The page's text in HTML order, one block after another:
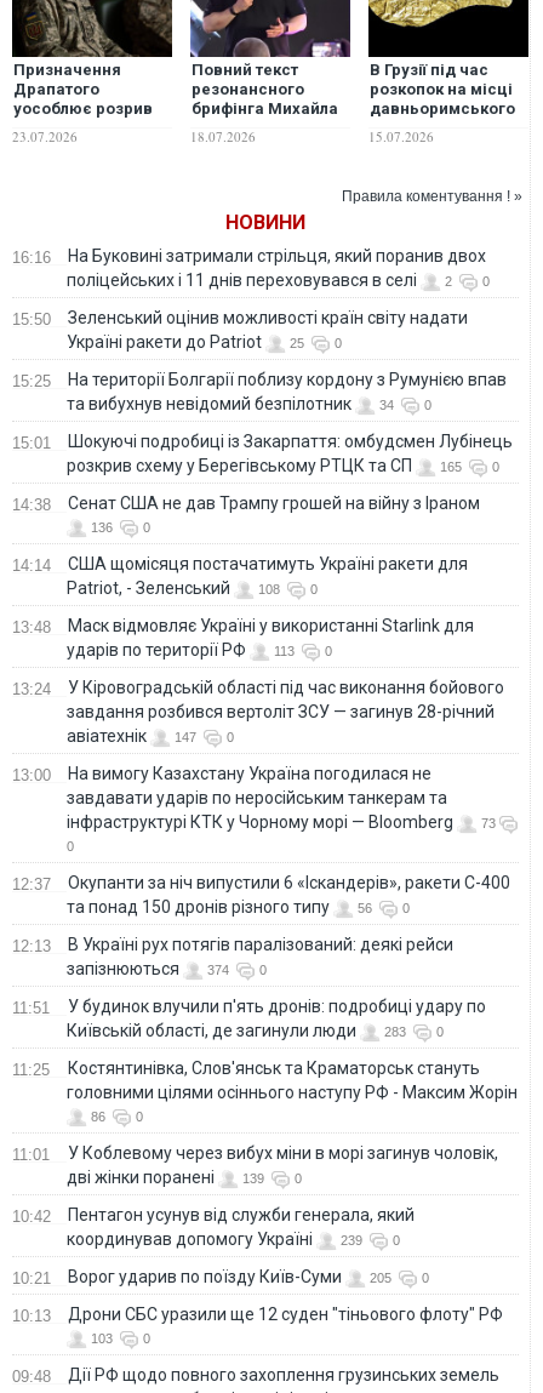
Призначення
Драпатого
уособлює розрив
ЗСУ з радянською
військовою
23.07.2026
Повний текст
резонансного
брифінга Михайла
Федорова
18.07.2026
В Грузії під час
розкопок на місці
давньоримського
форту знайшли
релігійну золоту
15.07.2026
Правила коментування ! »
НОВИНИ
16:16
На Буковині затримали стрільця, який поранив двох
поліцейських і 11 днів переховувався в селі
2 0
15:50
Зеленський оцінив можливості країн світу надати
Україні ракети до Patriot
25 0
15:25
На території Болгарії поблизу кордону з Румунією впав
та вибухнув невідомий безпілотник
34 0
15:01
Шокуючі подробиці із Закарпаття: омбудсмен Лубінець
розкрив схему у Берегівському РТЦК та СП
165 0
14:38 Сенат США не дав Трампу грошей на війну з Іраном
136 0
14:14
США щомісяця постачатимуть Україні ракети для
Patriot, - Зеленський
108 0
13:48
Маск відмовляє Україні у використанні Starlink для
ударів по території РФ
113 0
13:24
У Кіровоградській області під час виконання бойового
завдання розбився вертоліт ЗСУ — загинув 28-річний
авіатехнік
147 0
13:00
На вимогу Казахстану Україна погодилася не
завдавати ударів по неросійським танкерам та
інфраструктурі КТК у Чорному морі — Bloomberg
73
0
12:37
Окупанти за ніч випустили 6 «Іскандерів», ракети С-400
та понад 150 дронів різного типу
56 0
12:13
В Україні рух потягів паралізований: деякі рейси
запізнюються
374 0
11:51
У будинок влучили п'ять дронів: подробиці удару по
Київській області, де загинули люди
283 0
11:25
Костянтинівка, Слов'янськ та Краматорськ стануть
головними цілями осіннього наступу РФ - Максим Жорін
86 0
11:01
У Коблевому через вибух міни в морі загинув чоловік,
дві жінки поранені
139 0
10:42
Пентагон усунув від служби генерала, який
координував допомогу Україні
239 0
10:21 Ворог ударив по поїзду Київ-Суми 205 0
10:13 Дрони СБС уразили ще 12 суден "тіньового флоту" РФ
103 0
09:48
Дії РФ щодо повного захоплення грузинських земель